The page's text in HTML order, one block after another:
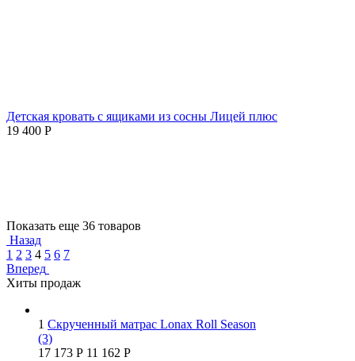
Детская кровать с ящиками из сосны Лицей плюс
19 400 Р
Показать еще 36 товаров
Назад
1 2 3 4 5 6 7
Вперед
Хиты продаж
1 Скрученный матрас Lonax Roll Season
(3)
17 173 Р 11 162 Р